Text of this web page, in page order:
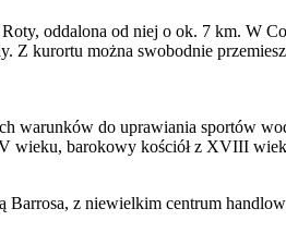
oddalona od niej o ok. 7 km. W
kurortu można swobodnie
warunków do uprawiania sportów
wieku, barokowy kościół z XVIII
Barrosa, z niewielkim centrum